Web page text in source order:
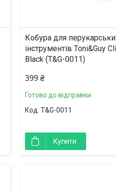
Кобура для
інструментів Toni&Guy
Black (T&G-0011)
399 ₴
Готово до відправки
T&G-0011
Купити